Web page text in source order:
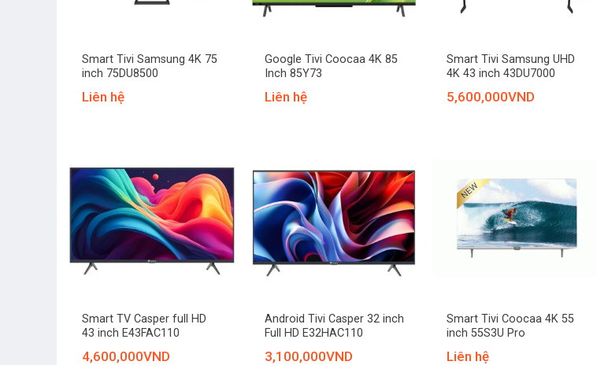
Smart Tivi Samsung 4K 75
inch 75DU8500
Liên hệ
Google Tivi Coocaa 4K 85
Inch 85Y73
Liên hệ
Smart Tivi Samsung UHD
4K 43 inch 43DU7000
5,600,000VND
Smart TV Casper full HD
43 inch E43FAC110
4,600,000VND
Android Tivi Casper 32 inch
Full HD E32HAC110
3,100,000VND
Smart Tivi Coocaa 4K 55
inch 55S3U Pro
Liên hệ